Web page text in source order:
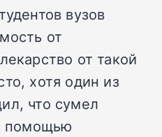
вузов
от
от такой
хотя один из
что сумел
помощью